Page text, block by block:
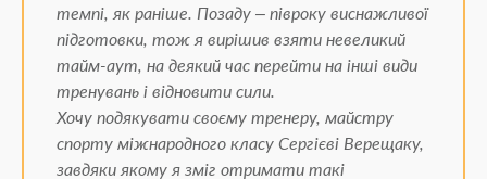
темпі, як раніше. Позаду – півроку виснажливої
підготовки, тож я вирішив взяти невеликий
тайм-аут, на деякий час перейти на інші види
тренувань і відновити сили.
Хочу подякувати своєму тренеру, майстру
спорту міжнародного класу Сергієві Верещаку,
завдяки якому я зміг отримати такі